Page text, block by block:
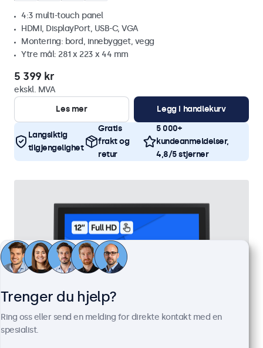
4:3 multi-touch panel
HDMI, DisplayPort, USB-C, VGA
Montering: bord, innebygget, vegg
Ytre mål: 281 x 223 x 44 mm
5 399 kr
ekskl. MVA
Les mer
Legg i handlekurv
Langsiktig
tilgjengelighet
Gratis
frakt og
retur
5 000+
kundeanmeldelser,
4,8/5 stjerner
Trenger du hjelp?
Ring oss eller send en melding for direkte kontakt med en
spesialist.